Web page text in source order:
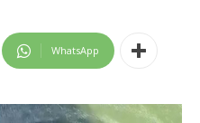
WhatsApp